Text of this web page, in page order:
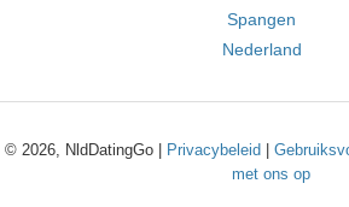
Spangen
Nederland
© 2026, NldDatingGo | Privacybeleid
met ons op